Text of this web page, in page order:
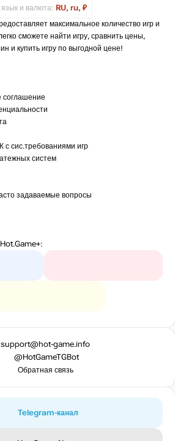
язык и валюта: RU, ru, ₽
максимальное количество игр и
сможете найти игру, сравнить цены,
и купить игру по выгодной цене!
соглашение
с сис.требованиями игр
систем
задаваемые вопросы
Hot.Game+:
support@hot-game.info
@HotGameTGBot
Обратная связь
Telegram-канал